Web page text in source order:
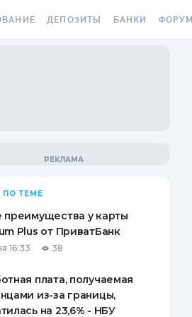
ВИНЬЕТКА
СОТРУДНИКОВ
ОТ
СЛУЧАЕВ
ДЕПОЗИТЫ
ВОПРОСЫ И ОТВЕТЫ
ПУТЕВОДИТЕЛИ ПО
БАНКИ ФОРУМ
ПО ТЕМЕ
преимущества у карты
Plus от ПриватБанк
16:33 38
плата, получаемая
из-за границы,
на 23,6% - НБУ